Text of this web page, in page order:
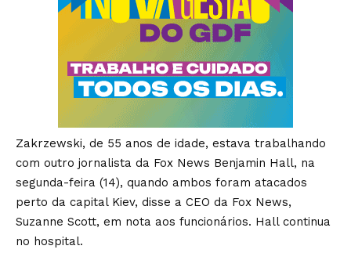
Zakrzewski, de 55 anos de idade, estava trabalhando
com outro jornalista da Fox News Benjamin Hall, na
segunda-feira (14), quando ambos foram atacados
perto da capital Kiev, disse a CEO da Fox News,
Suzanne Scott, em nota aos funcionários. Hall continua
no hospital.